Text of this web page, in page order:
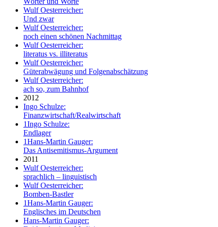
Wulf Oesterreicher:
Und zwar
Wulf Oesterreicher:
noch einen schönen Nachmittag
Wulf Oesterreicher:
literatus vs. illiteratus
Wulf Oesterreicher:
Güterabwägung und Folgenabschätzung
Wulf Oesterreicher:
ach so, zum Bahnhof
2012
Ingo Schulze:
Finanzwirtschaft/Realwirtschaft
1Ingo Schulze:
Endlager
1Hans-Martin Gauger:
Das Antisemitismus-Argument
2011
Wulf Oesterreicher:
sprachlich – linguistisch
Wulf Oesterreicher:
Bomben-Bastler
1Hans-Martin Gauger:
Englisches im Deutschen
Hans-Martin Gauger: